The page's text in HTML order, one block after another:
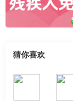
猜你喜欢